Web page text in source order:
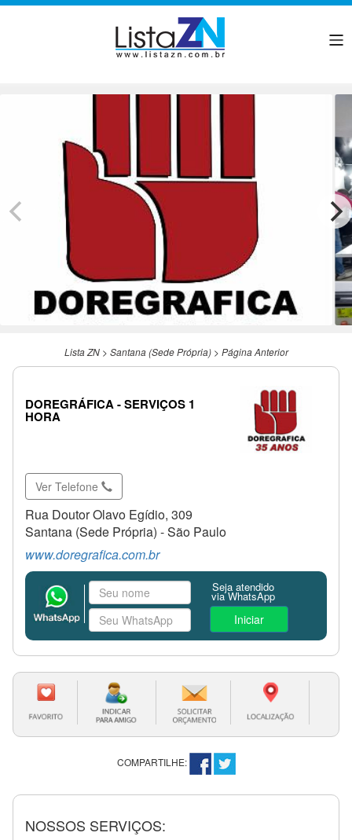
Lista ZN> Santana (Sede Própria)> Página Anterior
DOREGRÁFICA - SERVIÇOS 1
HORA
Ver Telefone
Rua Doutor Olavo Egídio, 309
Santana (Sede Própria) - São Paulo
www.doregrafica.com.br
Seja atendido
via WhatsApp
Iniciar
COMPARTILHE:
NOSSOS SERVIÇOS: